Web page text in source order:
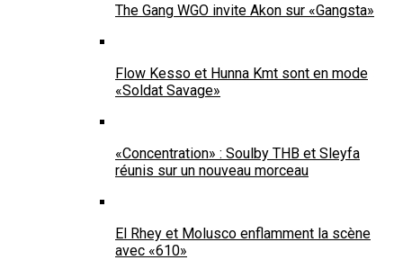
The Gang WGO invite Akon sur «Gangsta»
Flow Kesso et Hunna Kmt sont en mode
«Soldat Savage»
«Concentration» : Soulby THB et Sleyfa
réunis sur un nouveau morceau
El Rhey et Molusco enflamment la scène
avec «610»